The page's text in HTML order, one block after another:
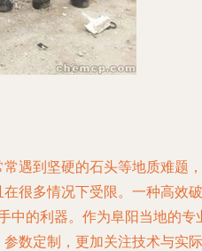
遇到坚硬的石头等地质难题，
很多情况下受限。一种高效破
中的利器。作为阜阳当地的专
数定制，更加关注技术与实际